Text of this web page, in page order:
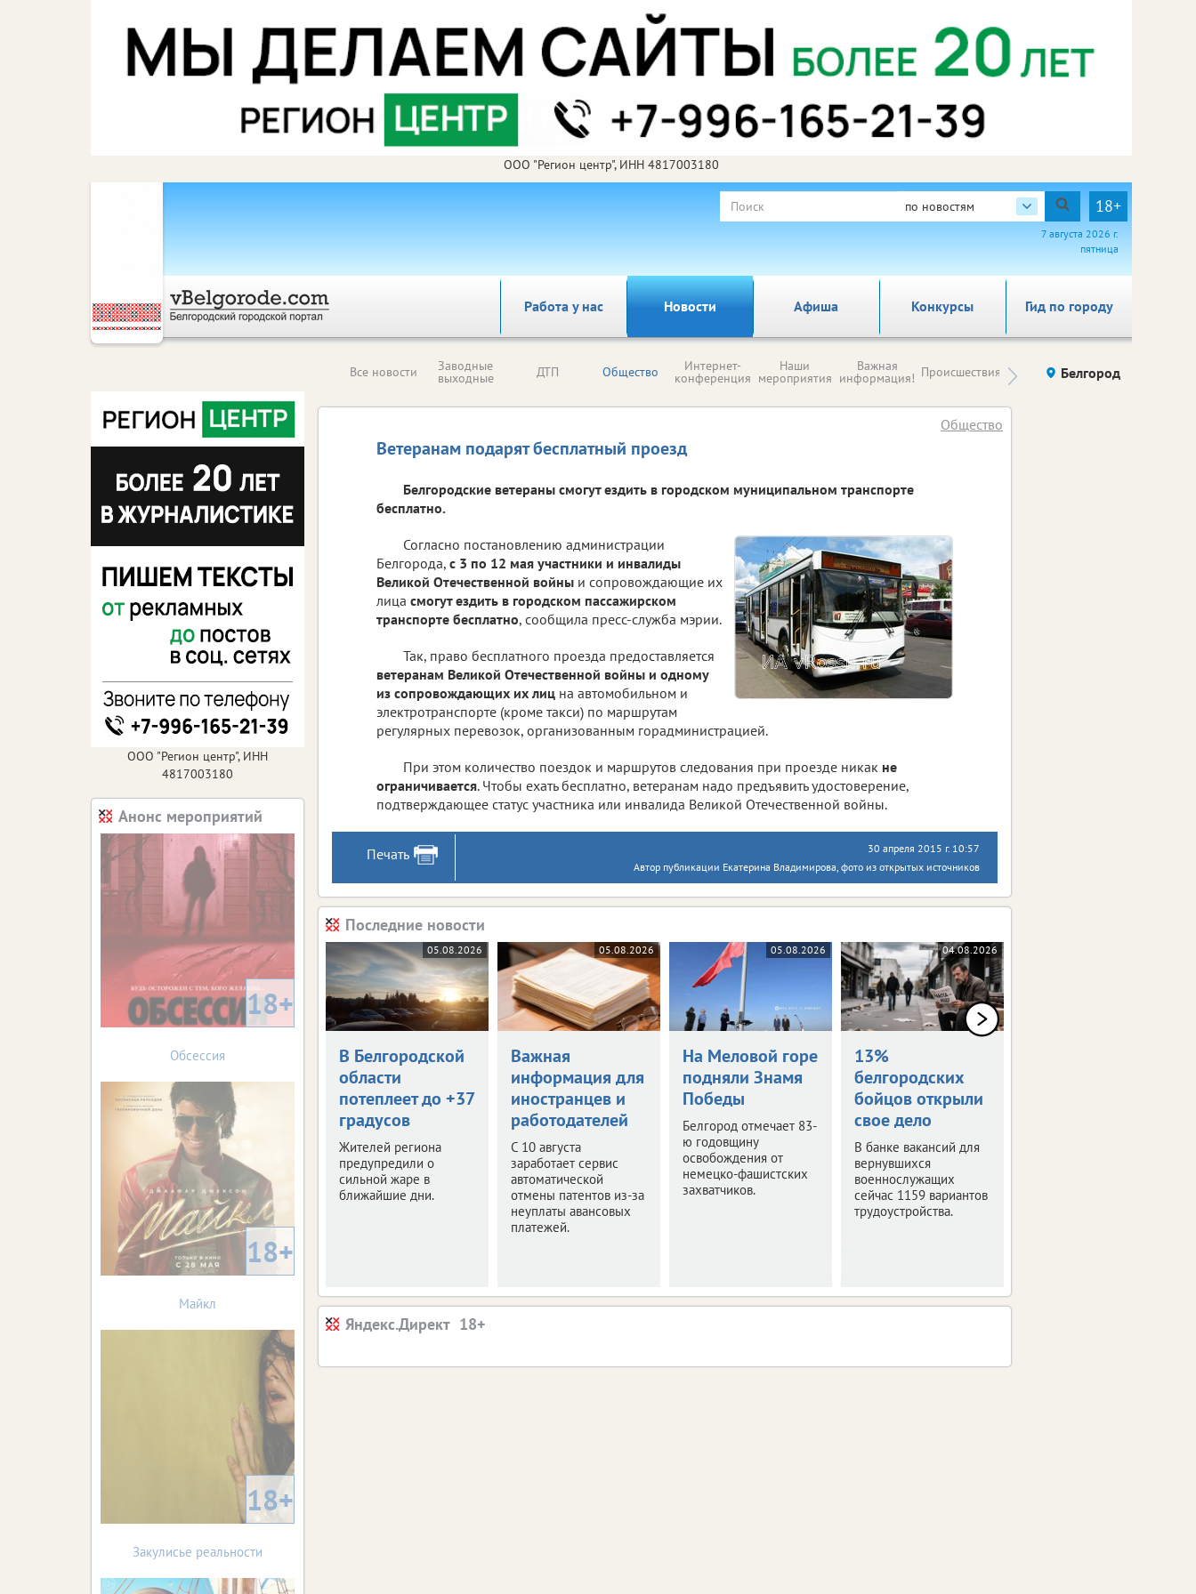
ООО "Регион центр", ИНН 4817003180
по новостям 18+
7 августа 2026 г.
пятница
Работа у нас Новости Афиша Гид по городу
Конкурсы
Все новости Заводные
выходные ДТП Общество Интернет-
конференция
Наши
мероприятия
Важная
информация! Происшествия Здоровье компаний (на
правах
Белгород
Ветеранам подарят бесплатный проезд
Общество
Белгородские ветераны смогут ездить в городском муниципальном транспорте
бесплатно.
Согласно постановлению администрации
Белгорода, с 3 по 12 мая участники и инвалиды
Великой Отечественной войны и сопровождающие их
лица смогут ездить в городском пассажирском
транспорте бесплатно, сообщила пресс-служба мэрии.
Так, право бесплатного проезда предоставляется
ветеранам Великой Отечественной войны и одному
из сопровождающих их лиц на автомобильном и
электротранспорте (кроме такси) по маршрутам
регулярных перевозок, организованным горадминистрацией.
При этом количество поездок и маршрутов следования при проезде никак не
ограничивается. Чтобы ехать бесплатно, ветеранам надо предъявить удостоверение,
подтверждающее статус участника или инвалида Великой Отечественной войны.
Печать
30 апреля 2015 г. 10:57
Автор публикации Екатерина Владимирова, фото из открытых источников
Последние новости
05.08.2026
В Белгородской
области
потеплеет до +37
градусов
Жителей региона
предупредили о
сильной жаре в
ближайшие дни.
05.08.2026
Важная
информация для
иностранцев и
работодателей
С 10 августа
заработает сервис
автоматической
отмены патентов из-за
неуплаты авансовых
платежей.
05.08.2026
На Меловой горе
подняли Знамя
Победы
Белгород отмечает 83-
ю годовщину
освобождения от
немецко-фашистских
захватчиков.
04.08.2026
13%
белгородских
бойцов открыли
свое дело
В банке вакансий для
вернувшихся
военнослужащих
сейчас 1159 вариантов
трудоустройства.
Яндекс.Директ
ООО "Регион центр", ИНН
4817003180
Анонс мероприятий
18+
Обсессия
18+
Майкл
18+
Закулисье реальности